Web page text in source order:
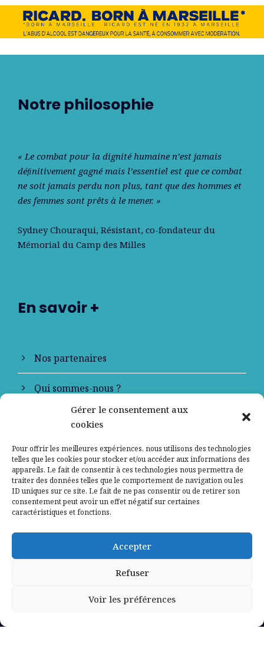
Gérer le consentement aux
cookies
Pour offrir les meilleures expériences, nous utilisons des technologies
telles que les cookies pour stocker et/ou accéder aux informations des
appareils. Le fait de consentir à ces technologies nous permettra de
traiter des données telles que le comportement de navigation ou les
ID uniques sur ce site. Le fait de ne pas consentir ou de retirer son
consentement peut avoir un effet négatif sur certaines
caractéristiques et fonctions.
Accepter
Refuser
Voir les préférences
Notre philosophie
« Le combat pour la dignité humaine n’est jamais
déﬁnitivement gagné mais l’essentiel est que ce combat
ne soit jamais perdu non plus, tant que des hommes et
des femmes sont prêts à le mener. »
Sydney Chouraqui, Résistant, co-fondateur du
Mémorial du Camp des Milles
En savoir +
Nos partenaires
Qui sommes-nous ?
Contactez-nous
Mentions légales
Politique de confidentialité